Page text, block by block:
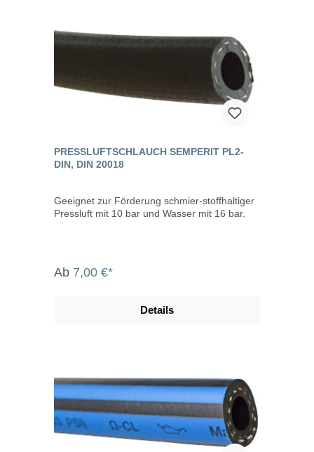
PRESSLUFTSCHLAUCH SEMPERIT PL2-
DIN, DIN 20018
Geeignet zur Förderung schmier-stoffhaltiger
Pressluft mit 10 bar und Wasser mit 16 bar.
Ab 7,00 €*
Details